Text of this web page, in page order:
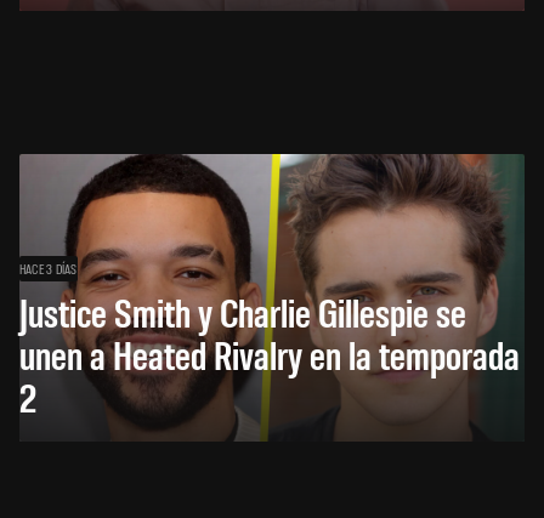
HACE 3 DÍAS
Justice Smith y Charlie Gillespie se
unen a Heated Rivalry en la temporada
2